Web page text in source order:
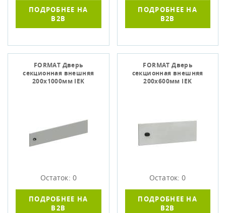
ПОДРОБНЕЕ НА
B2B
ПОДРОБНЕЕ НА
B2B
FORMAT Дверь
секционная внешняя
200х1000мм IEK
Остаток: 0
ПОДРОБНЕЕ НА
B2B
FORMAT Дверь
секционная внешняя
200х600мм IEK
Остаток: 0
ПОДРОБНЕЕ НА
B2B